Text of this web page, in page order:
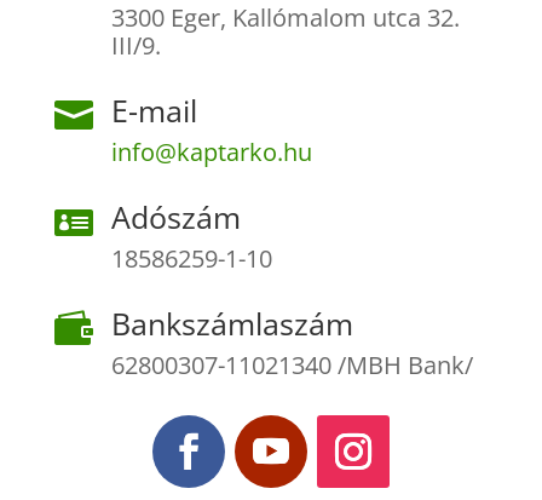
3300 Eger, Kallómalom utca 32.
III/9.
 E-mail
info@kaptarko.hu
 Adószám
18586259-1-10
 Bankszámlaszám
62800307-11021340 /MBH Bank/